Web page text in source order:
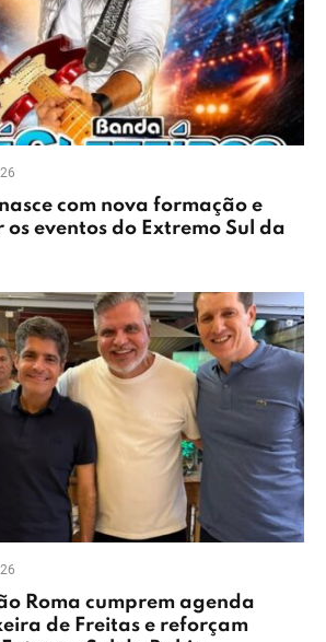
com nova formação e
eventos do Extremo Sul da
Roma cumprem agenda
de Freitas e reforçam